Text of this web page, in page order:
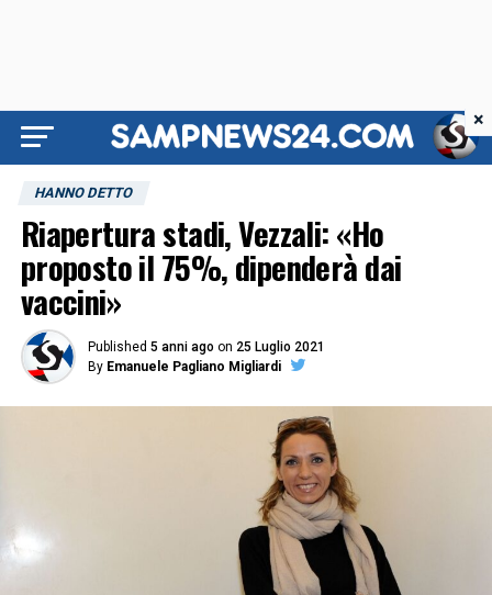
HANNO DETTO
Riapertura stadi, Vezzali: «Ho
proposto il 75%, dipenderà dai
vaccini»
Published 5 anni ago on 25 Luglio 2021
By Emanuele Pagliano Migliardi
×